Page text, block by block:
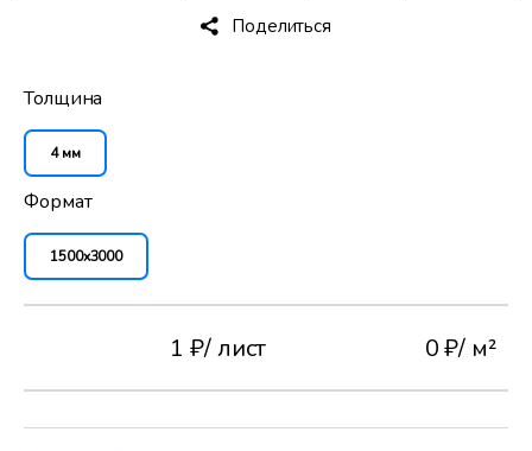
Поделиться
Толщина
4 мм
Формат
1500x3000
1 ₽/ лист 0 ₽/ м²